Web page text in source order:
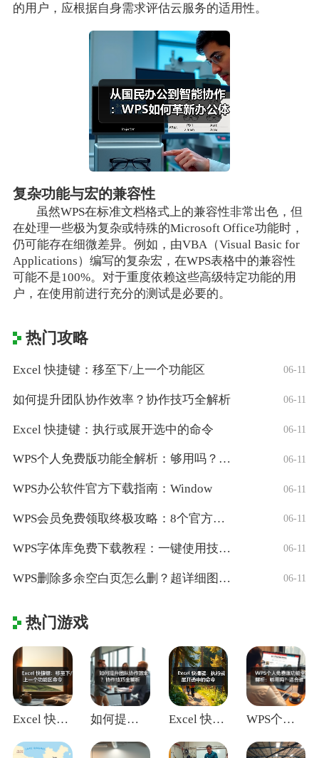
的用户，应根据自身需求评估云服务的适用性。
复杂功能与宏的兼容性
虽然WPS在标准文档格式上的兼容性非常出色，但
在处理一些极为复杂或特殊的Microsoft Office功能时，
仍可能存在细微差异。例如，由VBA（Visual Basic for
Applications）编写的复杂宏，在WPS表格中的兼容性
可能不是100%。对于重度依赖这些高级特定功能的用
户，在使用前进行充分的测试是必要的。
热门攻略
Excel 快捷键：移至下/上一个功能区 06-11
如何提升团队协作效率？协作技巧全解析 06-11
Excel 快捷键：执行或展开选中的命令 06-11
WPS个人免费版功能全解析：够用吗？适合 06-11
WPS办公软件官方下载指南：Window 06-11
WPS会员免费领取终极攻略：8个官方认证 06-11
WPS字体库免费下载教程：一键使用技巧与 06-11
WPS删除多余空白页怎么删？超详细图文教 06-11
热门游戏
Excel 快捷键：移至下/上一个功能区 如何提升团队协作效率？协作技巧全解析 Excel 快捷键：执行或展开选中的命令 WPS个人免费版功能全解析：够用吗？适合